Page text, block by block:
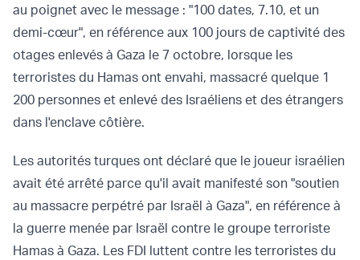
au poignet avec le message : "100 dates, 7.10, et un
demi-cœur", en référence aux 100 jours de captivité des
otages enlevés à Gaza le 7 octobre, lorsque les
terroristes du Hamas ont envahi, massacré quelque 1
200 personnes et enlevé des Israéliens et des étrangers
dans l'enclave côtière.
Les autorités turques ont déclaré que le joueur israélien
avait été arrêté parce qu'il avait manifesté son "soutien
au massacre perpétré par Israël à Gaza", en référence à
la guerre menée par Israël contre le groupe terroriste
Hamas à Gaza. Les FDI luttent contre les terroristes du